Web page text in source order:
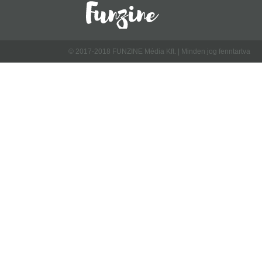
© 2017-2018 FUNZINE Média Kft. | Minden jog fenntartva